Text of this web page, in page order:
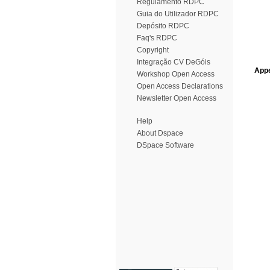
Regulamento RDPC
Guia do Utilizador RDPC
Depósito RDPC
Faq's RDPC
Copyright
Integração CV DeGóis
Workshop Open Access
Open Access Declarations
Newsletter Open Access
Help
About Dspace
DSpace Software